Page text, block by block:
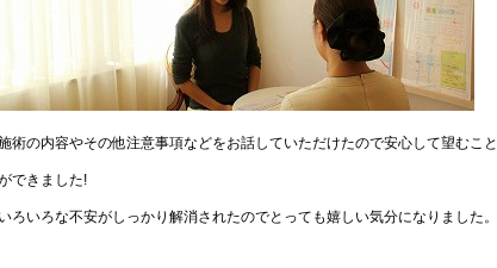
術の内容やその他注意事項などをお話していただけたので安心して望むこと
できました!
ろいろな不安がしっかり解消されたのでとっても嬉しい気分になりました。